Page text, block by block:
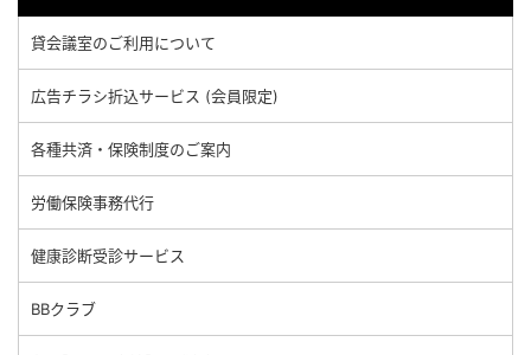
貸会議室のご利用について
広告チラシ折込サービス (会員限定)
各種共済・保険制度のご案内
労働保険事務代行
健康診断受診サービス
BBクラブ